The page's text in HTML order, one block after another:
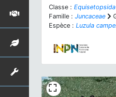
Classe : Equisetopsida
Famille : Juncaceae
Espèce : Luzula